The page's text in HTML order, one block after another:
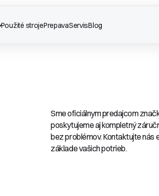
Použité strojePrepavaServisBlog
Sme oficiálnym predajcom
poskytujeme aj kompletný
bez problémov. Kontaktujte nás
základe vašich potrieb.